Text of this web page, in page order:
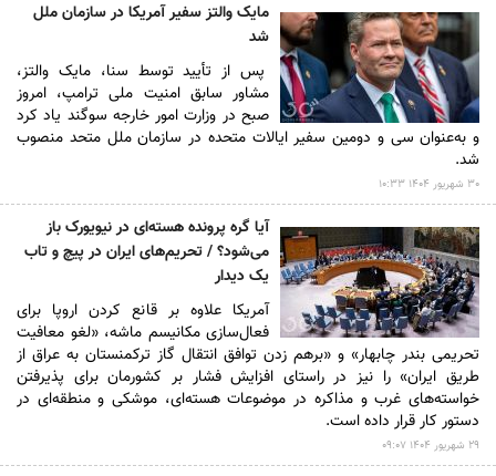
مایک والتز سفیر آمریکا در سازمان ملل
شد
پس از تأیید توسط سنا، مایک والتز،
مشاور سابق امنیت ملی ترامپ، امروز
صبح در وزارت امور خارجه سوگند یاد کرد
و به‌عنوان سی و دومین سفیر ایالات متحده در سازمان ملل متحد منصوب
شد.
۳۰ شهريور ۱۴۰۴ ۱۰:۳۳
آیا گره پرونده هسته‌ای در نیویورک باز
می‌شود؟ / تحریم‌های ایران در پیچ و تاب
یک دیدار
آمریکا علاوه بر قانع کردن اروپا برای
فعال‌سازی مکانیسم ماشه، «لغو معافیت
تحریمی بندر چابهار» و «برهم زدن توافق انتقال گاز ترکمنستان به عراق از
طریق ایران» را نیز در راستای افزایش فشار بر کشورمان برای پذیرفتن
خواسته‌های غرب و مذاکره در موضوعات هسته‌ای، موشکی و منطقه‌ای در
دستور کار قرار داده است.
۲۹ شهريور ۱۴۰۴ ۰۹:۰۷